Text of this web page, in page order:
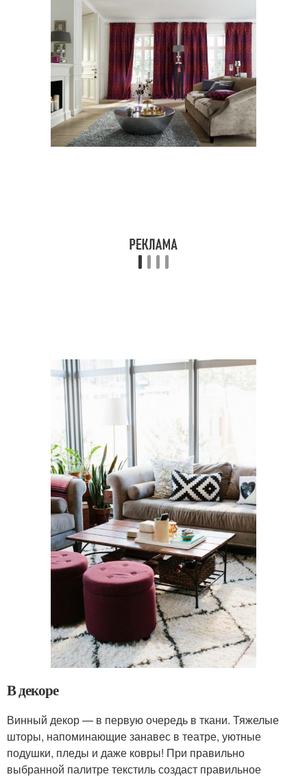
В декоре
Винный декор — в первую очередь в ткани. Тяжелые
шторы, напоминающие занавес в театре, уютные
подушки, пледы и даже ковры! При правильно
выбранной палитре текстиль создаст правильное